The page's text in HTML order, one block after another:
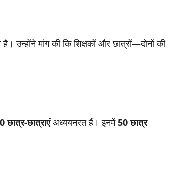
उन्होंने मांग की कि शिक्षकों और छात्रों—दोनों की
छात्राएंअध्ययनरत हैं। इनमें50 छात्र